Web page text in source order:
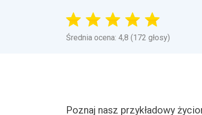
Średnia ocena: 4,8 (172 głosy)
Poznaj nasz przykładowy